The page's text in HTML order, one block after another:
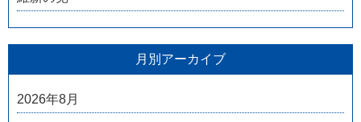
月別アーカイブ
2026年8月